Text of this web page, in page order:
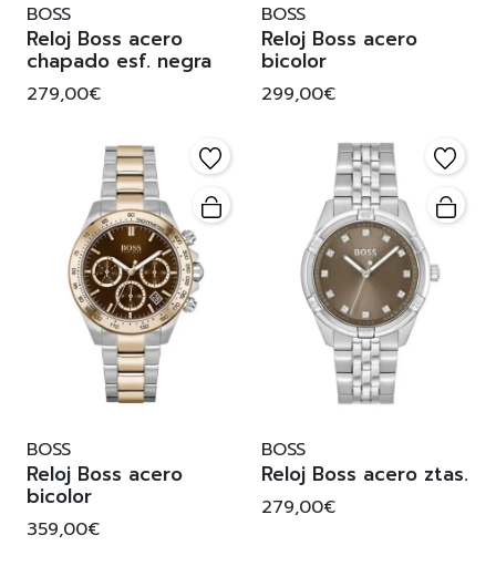
BOSS
Reloj Boss acero
chapado esf. negra
279,00€
BOSS
Reloj Boss acero
bicolor
299,00€
BOSS
Reloj Boss acero
bicolor
359,00€
BOSS
Reloj Boss acero ztas.
279,00€